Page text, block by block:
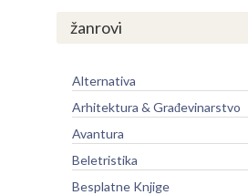
žanrovi
Alternativa
Arhitektura & Građevinarstvo
Avantura
Beletristika
Besplatne Knjige